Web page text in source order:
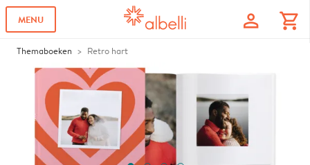
MENU profile shopping_cart
Themaboeken Retro hart